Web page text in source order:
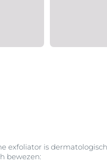
exfoliator is
bewezen: